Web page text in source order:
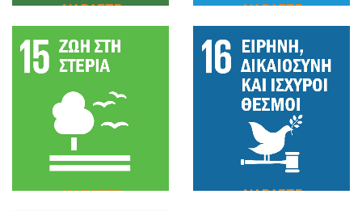
ΔΙΑΒΑΣΤΕ
ΠΕΡΙΣΣΟΤΕΡΑ
ΔΙΑΒΑΣΤΕ
ΠΕΡΙΣΣΟΤΕΡΑ
ΔΙΑΒΑΣΤΕ
ΔΙΑΒΑΣΤΕ